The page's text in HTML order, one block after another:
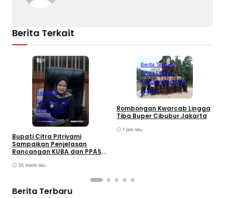
Berita Terkait
Bandung
Berita Terbaru
Berita Utama
Nasional
Bupati Citra Pitriyami
Sampaikan Penjelasan
Rancangan KUBA dan PPASP
35 menit lalu
Berita Terbaru
Berita Utama
KEPULAUAN RIAU
Lingga
Rombongan Kwarcab Lingga
Tiba Buper Cibubur Jakarta
1 jam lalu
Berita Terbaru